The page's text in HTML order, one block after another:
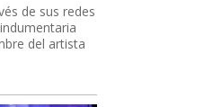
de sus redes
del artista